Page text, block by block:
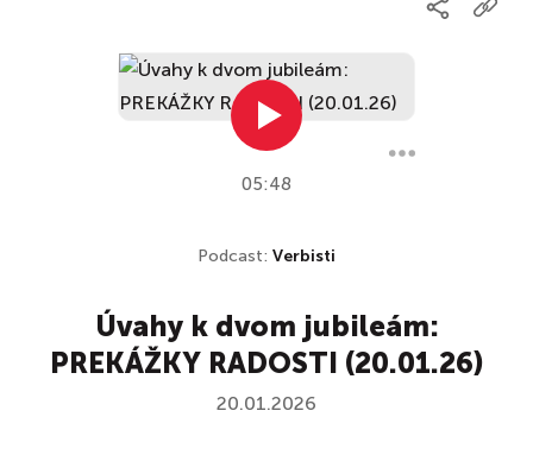
05:48
Podcast: Verbisti
Úvahy k dvom jubileám:
PREKÁŽKY RADOSTI (20.01.26)
20.01.2026